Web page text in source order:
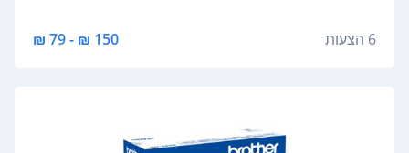
6 הצעות 150 ₪ - 79 ₪